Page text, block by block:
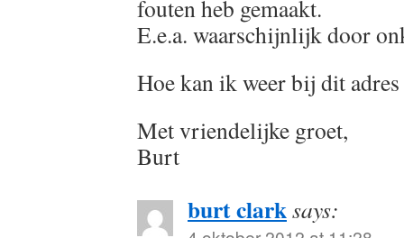
fouten heb gemaakt.
E.e.a. waarschijnlijk door
Hoe kan ik weer bij dit adres
Met vriendelijke groet,
Burt
burt clarksays: